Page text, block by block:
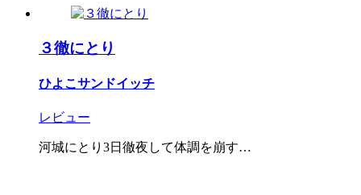
３徹にとり
ひよこサンドイッチ
レビュー
河城にとり3日徹夜して体調を崩す…